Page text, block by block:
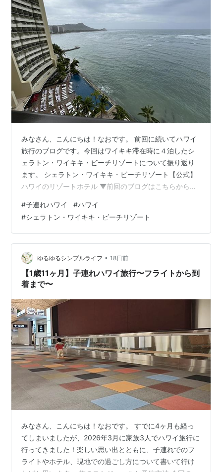
みなさん、こんにちは！なおです。 前回に続いてハワイ
旅行のブログです。今回はワイキキ滞在時に４泊したシ
ェラトン・ワイキキ・ビーチリゾートについて振り返り
ます。 シェラトン・ワイキキ・ビーチリゾート【公式】
ハワイのリゾートホテル ▼前回のブログはこちらから
で〜 - ゆるゆるシンプルライフ シェラトン・ワイキキ・
ビーチリゾートについて シェラトン・ワイキキ・ビーチ
リゾートはワイキキ中心部に位置する抜群の立地と、全
室の約3分の2から海やダイヤモンドヘッドが望めるオー
シャンビューの景観が最大のメリット。 プールを通り抜
けるとすぐにビーチに出ることが…
#子連れハワイ #ハワイ
#シェラトン・ワイキキ・ビーチリゾート
ゆるゆるシンプルライフ • 18日前
【1歳11ヶ月】子連れハワイ旅行〜フライトから到
着まで〜
みなさん、こんにちは！なおです。 すでに4ヶ月も経っ
てしまいましたが、2026年3月に家族3人でハワイ旅行に
行ってきました！楽しい思い出とともに、子連れでのフ
ライトやホテル、現地での過ごし方について書いて行け